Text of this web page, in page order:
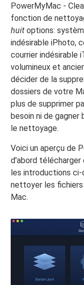
PowerMyMac -
fonction de
huit options:
indésirable iPhoto,
courrier indésirable
volumineux et
décider de la
dossiers de votre
plus de supprimer
besoin ni de gagner
le nettoyage.
Voici un aperçu de
d'abord télécharger
les introductions ci-
nettoyer les
Mac.